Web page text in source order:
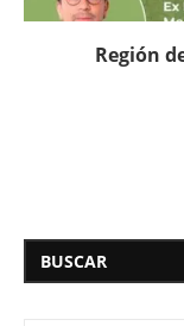
Región
BUSCAR